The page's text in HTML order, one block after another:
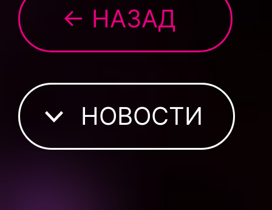
← НАЗАД
НОВОСТИ